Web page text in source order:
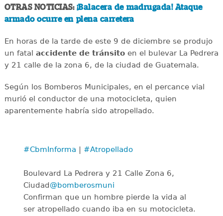
OTRAS NOTICIAS: ¡Balacera de madrugada! Ataque
armado ocurre en plena carretera
En horas de la tarde de este 9 de diciembre se produjo
un fatal accidente de tránsitoen el bulevar La Pedrera
y 21 calle de la zona 6, de la ciudad de Guatemala.
Según los Bomberos Municipales, en el percance vial
murió el conductor de una motocicleta, quien
aparentemente habría sido atropellado.
#CbmInforma | #Atropellado
Boulevard La Pedrera y 21 Calle Zona 6,
Ciudad@bomberosmuni
Confirman que un hombre pierde la vida al
ser atropellado cuando iba en su motocicleta.